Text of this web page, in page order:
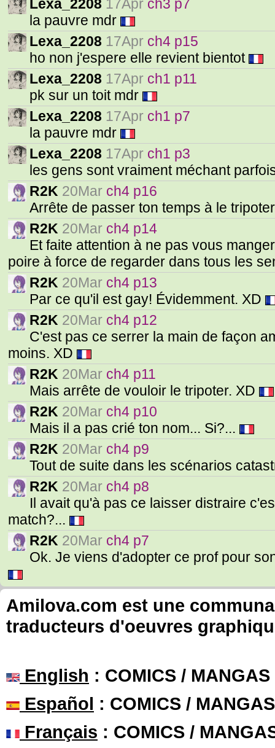
Lexa_2208 17Apr ch3 p7
la pauvre mdr
Lexa_2208 17Apr ch4 p15
ho non j'espere elle revient bientot
Lexa_2208 17Apr ch1 p11
pk sur un toit mdr
Lexa_2208 17Apr ch1 p7
la pauvre mdr
Lexa_2208 17Apr ch1 p3
les gens sont vraiment méchant
R2K 20Mar ch4 p16
Arrête de passer ton temps à le
R2K 20Mar ch4 p14
Et faite attention à ne pas vous
poire à force de regarder dans tous les
R2K 20Mar ch4 p13
Par ce qu'il est gay! Évidemment. XD
R2K 20Mar ch4 p12
C'est pas ce serrer la main de façon
moins. XD
R2K 20Mar ch4 p11
Mais arrête de vouloir le tripoter. XD
R2K 20Mar ch4 p10
Mais il a pas crié ton nom... Si?...
R2K 20Mar ch4 p9
Tout de suite dans les scénarios
R2K 20Mar ch4 p8
Il avait qu'à pas ce laisser distraire
match?...
R2K 20Mar ch4 p7
Ok. Je viens d'adopter ce prof pour
Amilova.com est une
traducteurs d'oeuvres
English : COMICS /
Español : COMICS /
Français : COMICS /